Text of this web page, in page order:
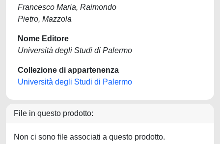
Francesco Maria, Raimondo
Pietro, Mazzola
Nome Editore
Università degli Studi di Palermo
Collezione di appartenenza
Università degli Studi di Palermo
File in questo prodotto:
Non ci sono file associati a questo prodotto.